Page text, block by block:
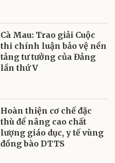
Cà Mau: Trao giải Cuộc
thi chính luận bảo vệ nền
tảng tư tưởng của Đảng
lần thứ V
Hoàn thiện cơ chế đặc
thù để nâng cao chất
lượng giáo dục, y tế vùng
đồng bào DTTS